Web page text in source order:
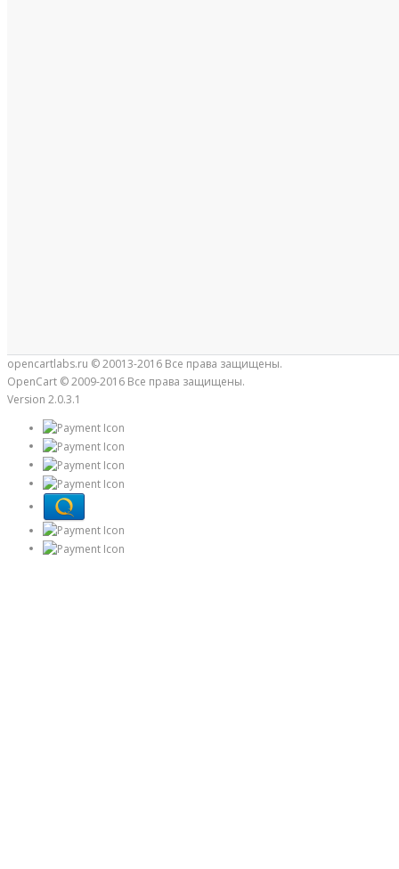
opencartlabs.ru © 20013-2016 Все права защищены.
OpenCart © 2009-2016 Все права защищены.
Version 2.0.3.1